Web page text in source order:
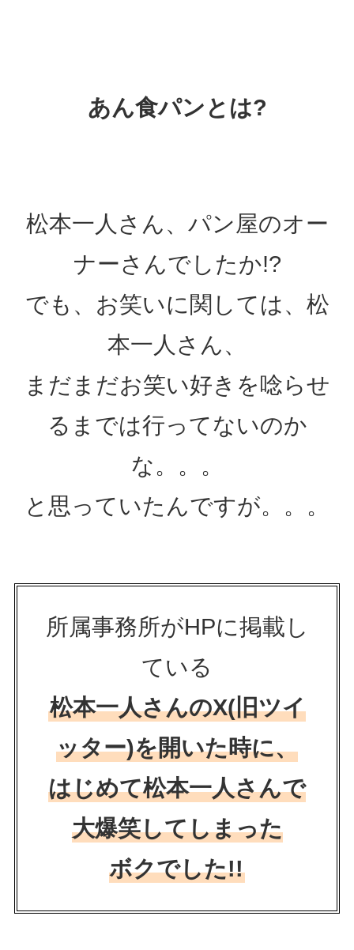
あん食パンとは?
松本一人さん、パン屋のオー
ナーさんでしたか!?
でも、お笑いに関しては、松
本一人さん、
まだまだお笑い好きを唸らせ
るまでは行ってないのか
な。。。
と思っていたんですが。。。
所属事務所がHPに掲載し
ている
松本一人さんのX(旧ツイ
ッター)を開いた時に、
はじめて松本一人さんで
大爆笑してしまった
ボクでした!!